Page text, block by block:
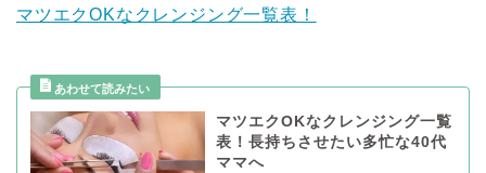
マツエクOKなクレンジング一覧表！
マツエクOKなクレンジング一覧
表！長持ちさせたい多忙な40代
ママへ